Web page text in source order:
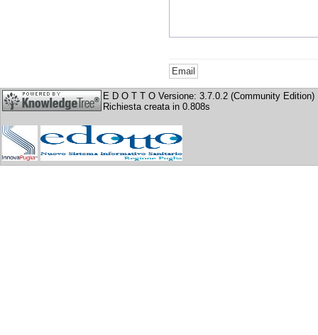
E D O T T O Versione: 3.7.0.2 (Community Edition)
Richiesta creata in 0.808s